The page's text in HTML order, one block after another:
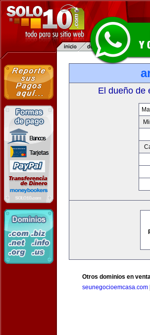
El dueño de
Otros dominios en
seunegocioemcasa.com